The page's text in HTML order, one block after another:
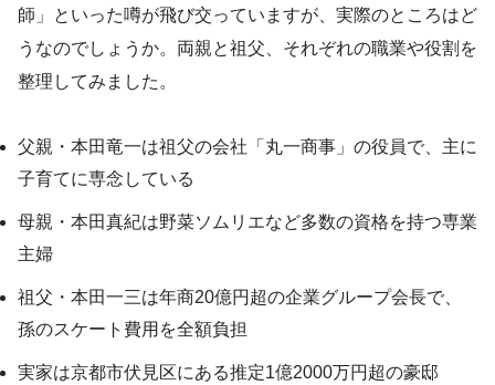
師」といった噂が飛び交っていますが、実際のところはど
うなのでしょうか。両親と祖父、それぞれの職業や役割を
整理してみました。
父親・本田竜一は祖父の会社「丸一商事」の役員で、主に
子育てに専念している
母親・本田真紀は野菜ソムリエなど多数の資格を持つ専業
主婦
祖父・本田一三は年商20億円超の企業グループ会長で、
孫のスケート費用を全額負担
実家は京都市伏見区にある推定1億2000万円超の豪邸